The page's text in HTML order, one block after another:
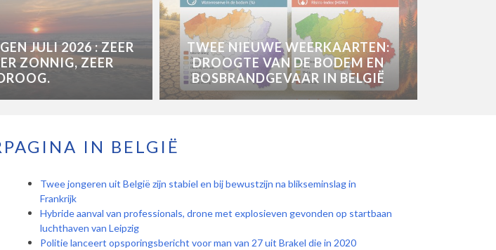
JULI 2026 : ZEER
ZONNIG, ZEER
TWEE NIEUWE WEERKAARTEN:
DROOGTE VAN DE BODEM EN
BOSBRANDGEVAAR IN BELGIË
IN BELGIË
Twee jongeren uit België zijn stabiel en bij bewustzijn na blikseminslag in
Frankrijk
Hybride aanval van professionals, drone met explosieven gevonden op startbaan
luchthaven van Leipzig
Politie lanceert opsporingsbericht voor man van 27 uit Brakel die in 2020